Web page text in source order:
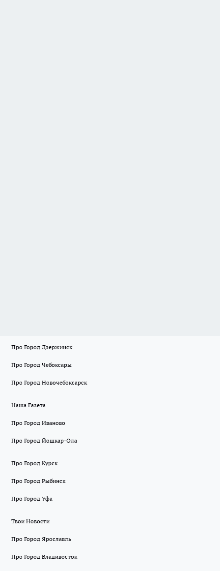
Про Город Дзержинск
Про Город Чебоксары
Про Город Новочебоксарск
Наша Газета
Про Город Иваново
Про Город Йошкар-Ола
Про Город Курск
Про Город Рыбинск
Про Город Уфа
Твои Новости
Про Город Ярославль
Про Город Владивосток